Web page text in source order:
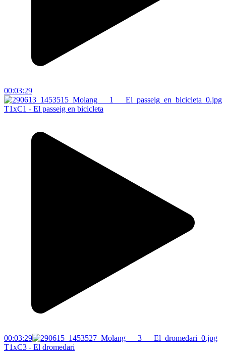
00:03:29
T1xC1 - El passeig en bicicleta
00:03:29
T1xC3 - El dromedari